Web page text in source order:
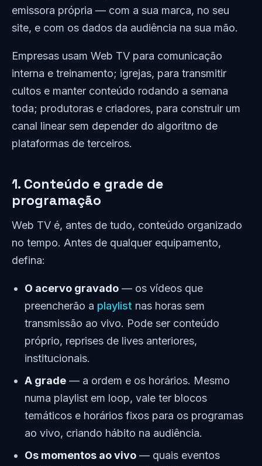
emissora própria — com a sua marca, no seu
site, e com os dados da audiência na sua mão.
Empresas usam Web TV para comunicação
interna e treinamento; igrejas, para transmitir
cultos e manter conteúdo rodando a semana
toda; produtoras e criadores, para construir um
canal linear sem depender do algoritmo de
plataformas de terceiros.
1. Conteúdo e grade de
programação
Web TV é, antes de tudo, conteúdo organizado
no tempo. Antes de qualquer equipamento,
defina:
O acervo gravado — os vídeos que
preencherão a playlist nas horas sem
transmissão ao vivo. Pode ser conteúdo
próprio, reprises de lives anteriores,
institucionais.
A grade — a ordem e os horários. Mesmo
numa playlist em loop, vale ter blocos
temáticos e horários fixos para os programas
ao vivo, criando hábito na audiência.
Os momentos ao vivo — quais eventos